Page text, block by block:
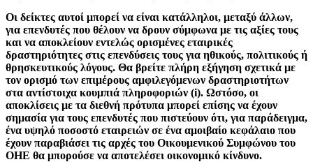
Οι δείκτες αυτοί μπορεί να είναι κατάλληλοι, μεταξύ άλλων,
για επενδυτές που θέλουν να δρουν σύμφωνα με τις αξίες τους
και να αποκλείουν εντελώς ορισμένες εταιρικές
δραστηριότητες στις επενδύσεις τους για ηθικούς, πολιτικούς ή
θρησκευτικούς λόγους. Θα βρείτε πλήρη εξήγηση σχετικά με
τον ορισμό των επιμέρους αμφιλεγόμενων δραστηριοτήτων
στα αντίστοιχα κουμπιά πληροφοριών (i). Ωστόσο, οι
αποκλίσεις με τα διεθνή πρότυπα μπορεί επίσης να έχουν
σημασία για τους επενδυτές που πιστεύουν ότι, για παράδειγμα,
ένα υψηλό ποσοστό εταιρειών σε ένα αμοιβαίο κεφάλαιο που
έχουν παραβιάσει τις αρχές του Οικουμενικού Συμφώνου του
ΟΗΕ θα μπορούσε να αποτελέσει οικονομικό κίνδυνο.